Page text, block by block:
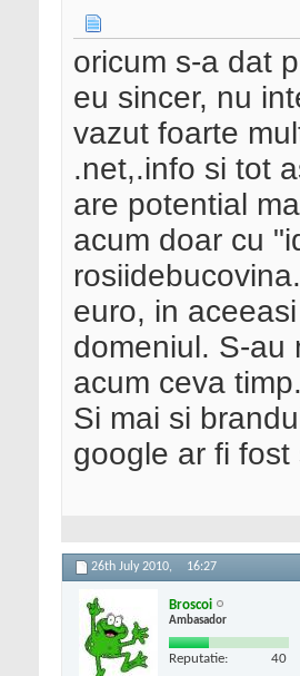
oricum s-a dat
eu sincer, nu
vazut foarte
.net,.info si tot
are potential
acum doar cu
euro, in
domeniul. S-au
acum ceva timp.
Si mai si
google ar fi
26th July 2010, 16:27
Broscoi
Ambasador
Reputatie: 40